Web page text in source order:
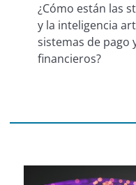
¿Cómo están las
y la inteligencia
sistemas de pago
financieros?